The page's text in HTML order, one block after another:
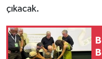
çıkacak.